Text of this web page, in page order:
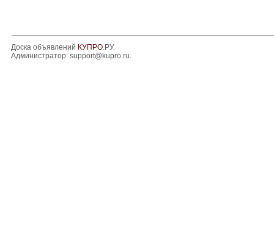
Доска объявлений КУПРО.РУ.
Администратор: support@kupro.ru.